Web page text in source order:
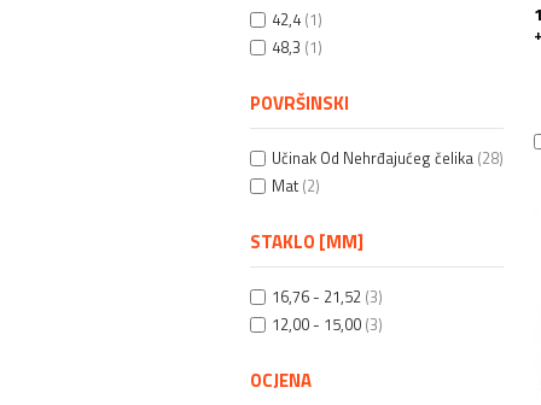
42,4 (1)
48,3 (1)
POVRŠINSKI
Učinak Od Nehrđajućeg čelika (28)
Mat (2)
STAKLO [MM]
16,76 - 21,52 (3)
12,00 - 15,00 (3)
OCJENA